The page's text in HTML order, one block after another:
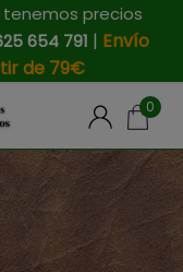
tenemos precios
654 791 | Envío
de 79€
0